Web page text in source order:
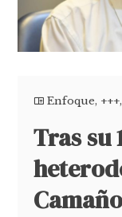
Enfoque, +++
Tras su